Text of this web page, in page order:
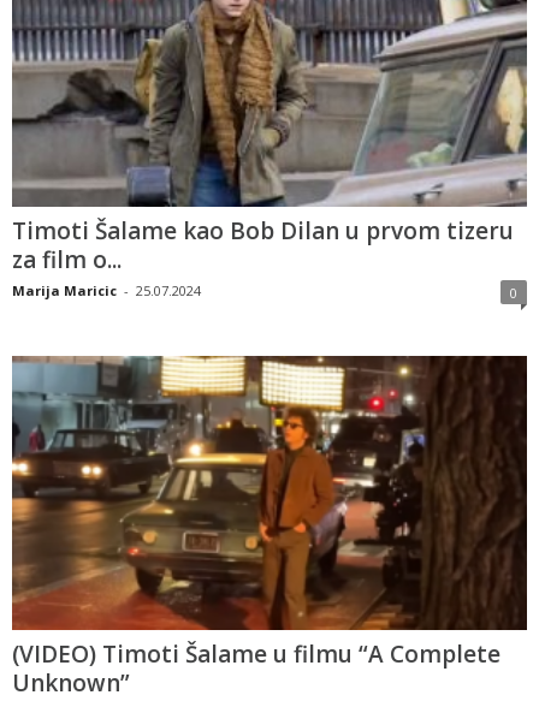
Timoti Šalame kao Bob Dilan u prvom tizeru
za film o...
Marija Maricic - 25.07.2024 0
(VIDEO) Timoti Šalame u filmu “A Complete
Unknown”